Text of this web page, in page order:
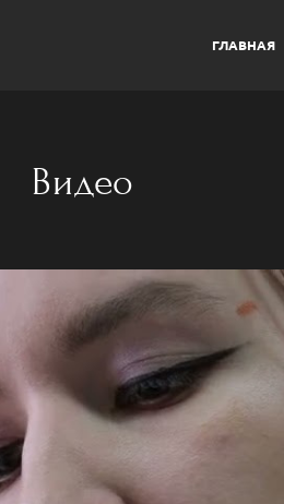
ГЛАВНАЯ
Видео